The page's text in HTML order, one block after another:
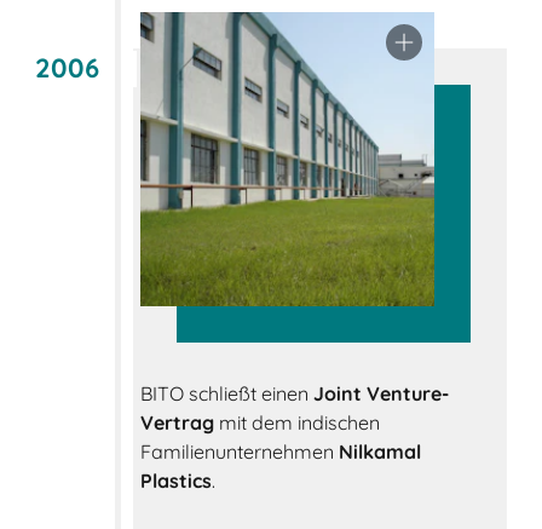
2006
BITO schließt einenJoint Venture-
Vertrag mit dem indischen
Familienunternehmen Nilkamal
Plastics.